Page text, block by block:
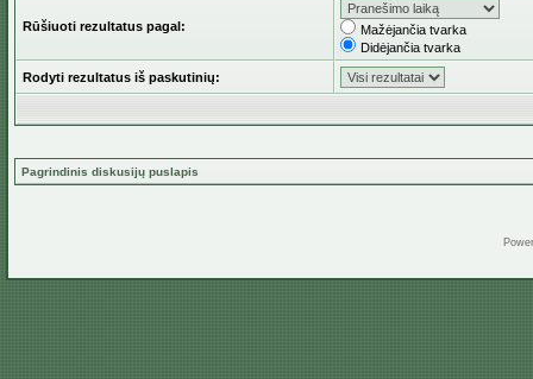
Rūšiuoti rezultatus pagal:
Mažėjančia tvarka
Didėjančia tvarka
Rodyti rezultatus iš paskutinių:
Pagrindinis diskusijų puslapis